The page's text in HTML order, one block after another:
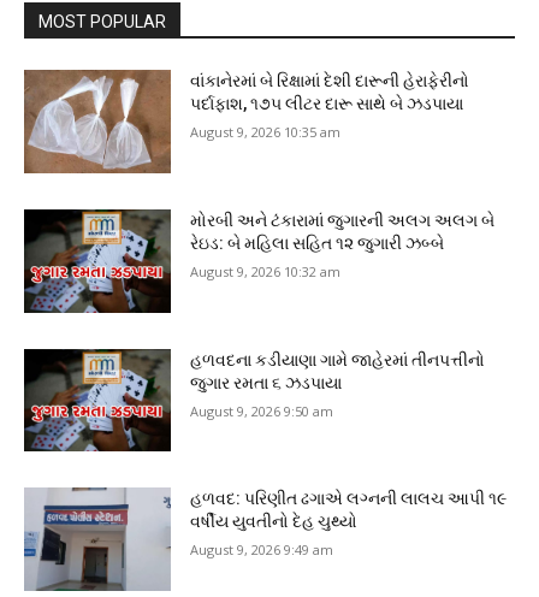
MOST POPULAR
વાંકાનેરમાં બે રિક્ષામાં દેશી દારૂની હેરાફેરીનો
પર્દાફાશ, ૧૭૫ લીટર દારૂ સાથે બે ઝડપાયા
August 9, 2026 10:35 am
મોરબી અને ટંકારામાં જુગારની અલગ અલગ બે
રેઇડ: બે મહિલા સહિત ૧૨ જુગારી ઝબ્બે
August 9, 2026 10:32 am
હળવદના કડીયાણા ગામે જાહેરમાં તીનપત્તીનો
જુગાર રમતા ૬ ઝડપાયા
August 9, 2026 9:50 am
હળવદ: પરિણીત ઢગાએ લગ્નની લાલચ આપી ૧૯
વર્ષીય યુવતીનો દેહ ચુથ્યો
August 9, 2026 9:49 am